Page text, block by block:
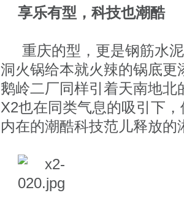
享乐有型，科技也潮酷
重庆的型，更是钢筋水
洞火锅给本就火辣的锅底
鹅岭二厂同样引着天南地
X2也在同类气息的吸引下
内在的潮酷科技范儿释放的